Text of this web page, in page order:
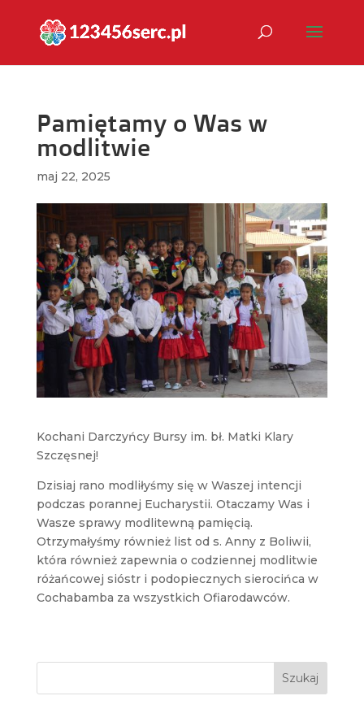
Pamiętamy o Was w
modlitwie
maj 22, 2025
Kochani Darczyńcy Bursy im. bł. Matki Klary
Szczęsnej!
Dzisiaj rano modliłyśmy się w Waszej intencji
podczas porannej Eucharystii. Otaczamy Was i
Wasze sprawy modlitewną pamięcią.
Otrzymałyśmy również list od s. Anny z Boliwii,
która również zapewnia o codziennej modlitwie
różańcowej sióstr i podopiecznych sierocińca w
Cochabamba za wszystkich Ofiarodawców.